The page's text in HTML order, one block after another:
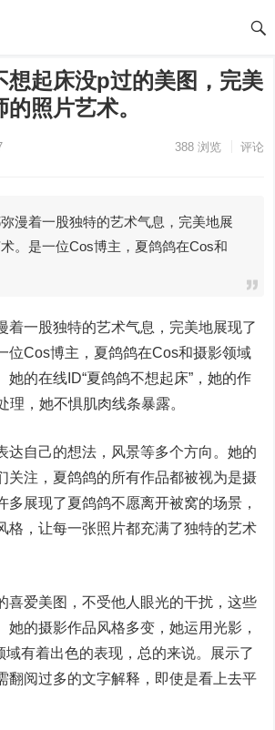
想起床没p过的美图，完美
照片艺术。
388浏览 评论
漫着一股独特的艺术气息，完美地展
。是一位Cos博主，夏鸽鸽在Cos和
着一股独特的艺术气息，完美地展现了
位Cos博主，夏鸽鸽在Cos和摄影领域
她的在线ID“夏鸽鸽不想起床”，她的作
理，她不惧肌肉线条暴露。
达自己的想法，风景等多个方向。她的
关注，夏鸽鸽的所有作品都被视为是摄
多展现了夏鸽鸽不愿离开被窝的场景，
格，让每一张照片都充满了独特的艺术
喜爱美图，不受他人眼光的干扰，这些
她的摄影作品风格多变，她运用光影，
域有着出色的表现，总的来说。展示了
翻阅过多的文字解释，即使是看上去平